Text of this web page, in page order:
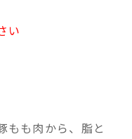
い
もも肉から、脂と